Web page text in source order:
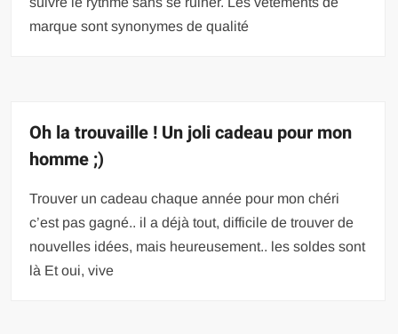
marque sont synonymes de qualité
Oh la trouvaille ! Un joli cadeau pour mon
homme ;)
Trouver un cadeau chaque année pour mon chéri
c’est pas gagné.. il a déjà tout, difficile de trouver de
nouvelles idées, mais heureusement.. les soldes sont
là Et oui, vive